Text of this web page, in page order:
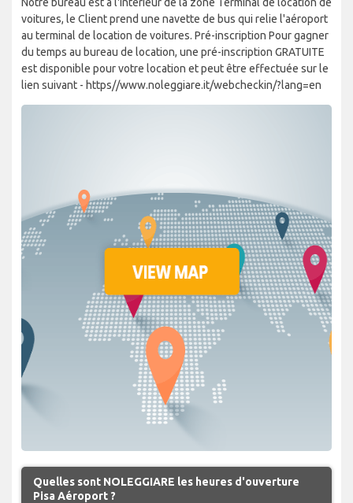
voitures, le Client prend une navette de bus qui relie l'aéroport
au terminal de location de voitures. Pré-inscription Pour gagner
du temps au bureau de location, une pré-inscription GRATUITE
est disponible pour votre location et peut être effectuée sur le
lien suivant - https//www.noleggiare.it/webcheckin/?lang=en
Quelles sont NOLEGGIARE les heures d'ouverture
Pisa Aéroport ?